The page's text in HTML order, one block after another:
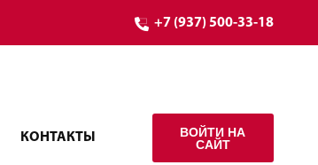
+7 (937) 500-33-18
КОНТАКТЫ
ВОЙТИ НА
САЙТ